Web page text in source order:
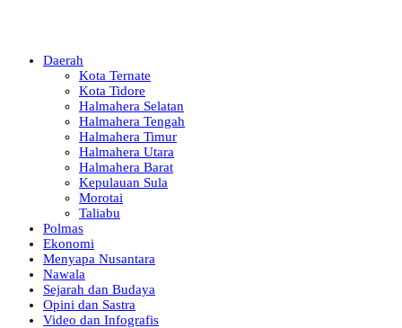
Daerah
Kota Ternate
Kota Tidore
Halmahera Selatan
Halmahera Tengah
Halmahera Timur
Halmahera Utara
Halmahera Barat
Kepulauan Sula
Morotai
Taliabu
Polmas
Ekonomi
Menyapa Nusantara
Nawala
Sejarah dan Budaya
Opini dan Sastra
Video dan Infografis